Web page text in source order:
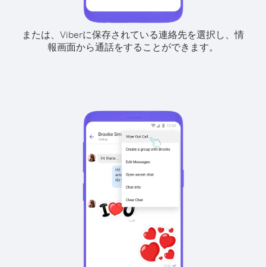
または、Viberに保存されている連絡先を選択し、情
報画面から通話をすることができます。